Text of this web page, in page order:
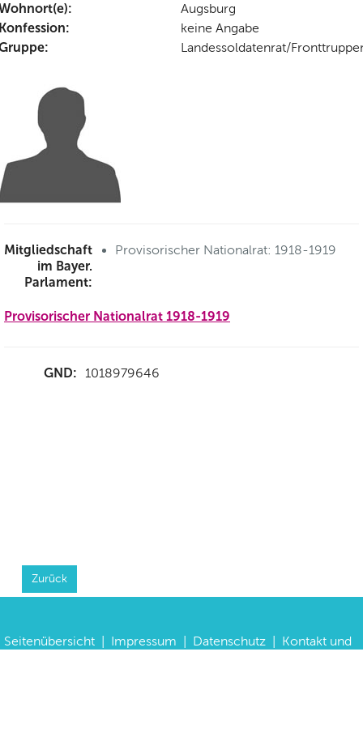
Augsburg
keine Angabe
Landessoldatenrat/
Mitgliedschaft
im Bayer.
Parlament:
Provisorischer Nationalrat: 1918-1919
Provisorischer Nationalrat 1918-1919
GND: 1018979646
Zurück
Seitenübersicht Impressum Datenschutz
Kontakt und